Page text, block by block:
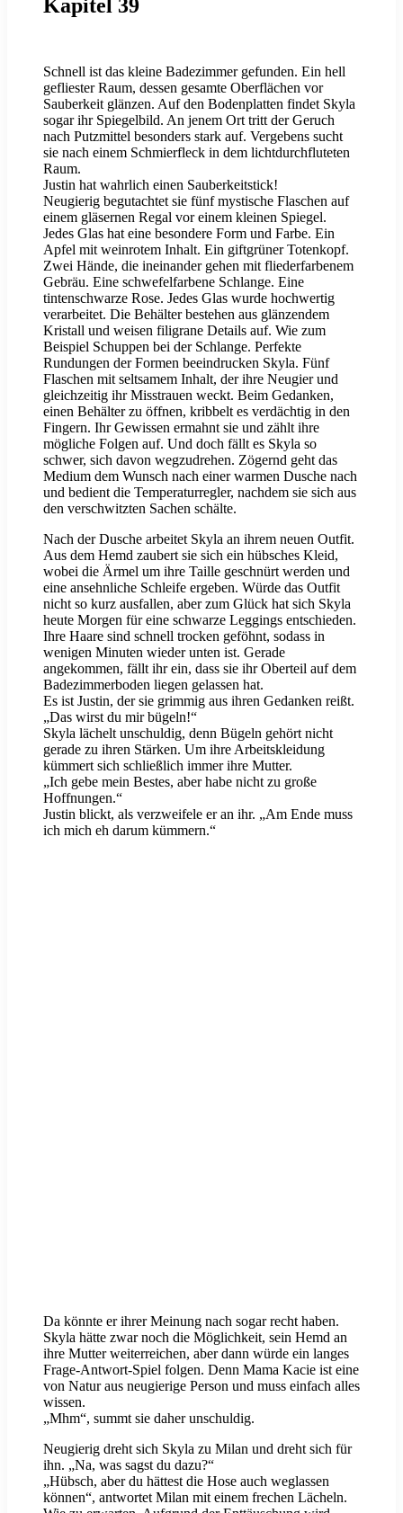
Kapitel 39
Schnell ist das kleine Badezimmer gefunden. Ein hell
gefliester Raum, dessen gesamte Oberflächen vor
Sauberkeit glänzen. Auf den Bodenplatten findet Skyla
sogar ihr Spiegelbild. An jenem Ort tritt der Geruch
nach Putzmittel besonders stark auf. Vergebens sucht
sie nach einem Schmierfleck in dem lichtdurchfluteten
Raum.
Justin hat wahrlich einen Sauberkeitstick!
Neugierig begutachtet sie fünf mystische Flaschen auf
einem gläsernen Regal vor einem kleinen Spiegel.
Jedes Glas hat eine besondere Form und Farbe. Ein
Apfel mit weinrotem Inhalt. Ein giftgrüner Totenkopf.
Zwei Hände, die ineinander gehen mit fliederfarbenem
Gebräu. Eine schwefelfarbene Schlange. Eine
tintenschwarze Rose. Jedes Glas wurde hochwertig
verarbeitet. Die Behälter bestehen aus glänzendem
Kristall und weisen filigrane Details auf. Wie zum
Beispiel Schuppen bei der Schlange. Perfekte
Rundungen der Formen beeindrucken Skyla. Fünf
Flaschen mit seltsamem Inhalt, der ihre Neugier und
gleichzeitig ihr Misstrauen weckt. Beim Gedanken,
einen Behälter zu öffnen, kribbelt es verdächtig in den
Fingern. Ihr Gewissen ermahnt sie und zählt ihre
mögliche Folgen auf. Und doch fällt es Skyla so
schwer, sich davon wegzudrehen. Zögernd geht das
Medium dem Wunsch nach einer warmen Dusche nach
und bedient die Temperaturregler, nachdem sie sich aus
den verschwitzten Sachen schälte.
Nach der Dusche arbeitet Skyla an ihrem neuen Outfit.
Aus dem Hemd zaubert sie sich ein hübsches Kleid,
wobei die Ärmel um ihre Taille geschnürt werden und
eine ansehnliche Schleife ergeben. Würde das Outfit
nicht so kurz ausfallen, aber zum Glück hat sich Skyla
heute Morgen für eine schwarze Leggings entschieden.
Ihre Haare sind schnell trocken geföhnt, sodass in
wenigen Minuten wieder unten ist. Gerade
angekommen, fällt ihr ein, dass sie ihr Oberteil auf dem
Badezimmerboden liegen gelassen hat.
Es ist Justin, der sie grimmig aus ihren Gedanken reißt.
„Das wirst du mir bügeln!“
Skyla lächelt unschuldig, denn Bügeln gehört nicht
gerade zu ihren Stärken. Um ihre Arbeitskleidung
kümmert sich schließlich immer ihre Mutter.
„Ich gebe mein Bestes, aber habe nicht zu große
Hoffnungen.“
Justin blickt, als verzweifele er an ihr. „Am Ende muss
ich mich eh darum kümmern.“
Da könnte er ihrer Meinung nach sogar recht haben.
Skyla hätte zwar noch die Möglichkeit, sein Hemd an
ihre Mutter weiterreichen, aber dann würde ein langes
Frage-Antwort-Spiel folgen. Denn Mama Kacie ist eine
von Natur aus neugierige Person und muss einfach alles
wissen.
„Mhm“, summt sie daher unschuldig.
Neugierig dreht sich Skyla zu Milan und dreht sich für
ihn. „Na, was sagst du dazu?“
„Hübsch, aber du hättest die Hose auch weglassen
können“, antwortet Milan mit einem frechen Lächeln.